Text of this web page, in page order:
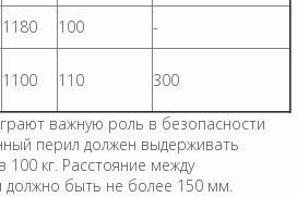
1180 100
-
1100 110 300
важную роль в безопасности
перил должен выдерживать
100 кг. Расстояние между
должно быть не более 150 мм.